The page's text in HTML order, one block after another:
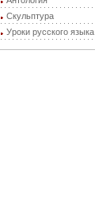
Скульптура
Уроки русского языка